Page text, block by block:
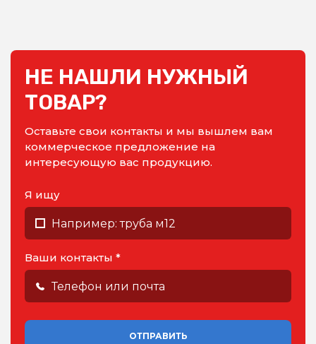
НЕ НАШЛИ НУЖНЫЙ
ТОВАР?
Оставьте свои контакты и мы вышлем вам
коммерческое предложение на
интересующую вас продукцию.
Я ищу
Ваши контакты *
ОТПРАВИТЬ